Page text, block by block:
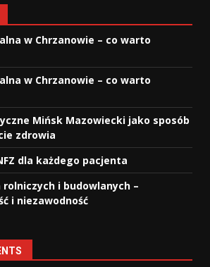
w Chrzanowie – co warto
w Chrzanowie – co warto
Mińsk Mazowiecki jako sposób
zdrowia
dla każdego pacjenta
rolniczych i budowlanych –
i niezawodność